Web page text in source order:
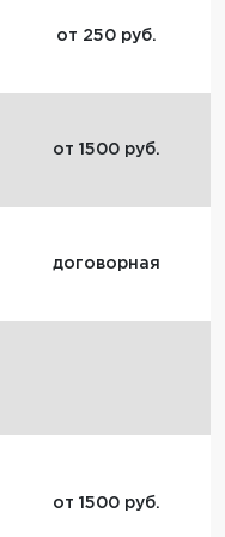
от 250 руб.
от 1500 руб.
договорная
от 1500 руб.